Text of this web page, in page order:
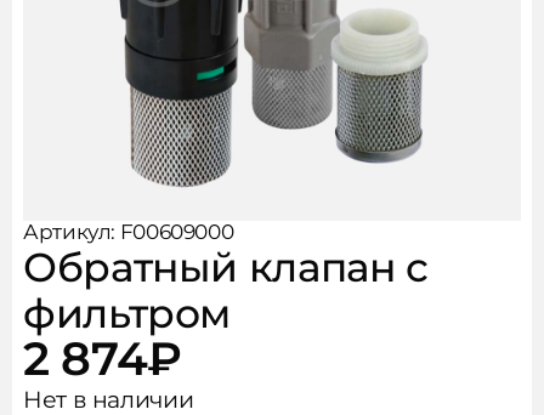
Артикул: F00609000
Обратный клапан с
фильтром
2 874₽
Нет в наличии
Рукава, фитинги, хомуты
Чистота и безопасность
Аксессуары
НОВОСТИ
КОНТАКТЫ